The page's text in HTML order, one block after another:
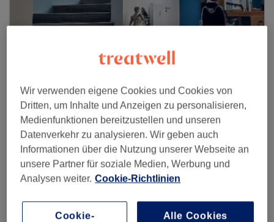
Friseur Il Barbiere
369 reviews
ABC-Str. 4 Eingang Poststraße, 20354 Hambug
Wir verwenden eigene Cookies und Cookies von
Dritten, um Inhalte und Anzeigen zu personalisieren,
Medienfunktionen bereitzustellen und unseren
Datenverkehr zu analysieren. Wir geben auch
Informationen über die Nutzung unserer Webseite an
unsere Partner für soziale Medien, Werbung und
Analysen weiter. Cookie-Richtlinien
Cookie-
Alle Cookies